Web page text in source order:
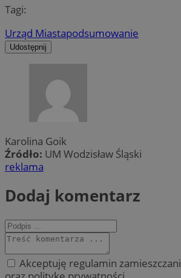
Tagi:
Urząd Miastapodsumowanie
Udostępnij
Karolina Goik
Źródło: UM Wodzisław Śląski
reklama
Dodaj komentarz
Akceptuję regulamin